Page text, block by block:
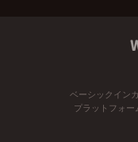
ベーシックイン
プラットフォー